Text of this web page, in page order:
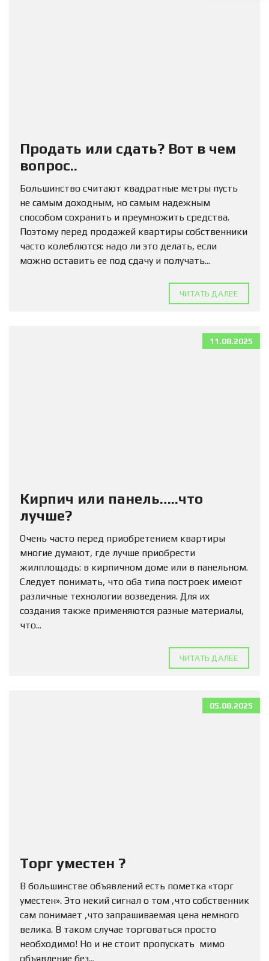
Продать или сдать? Вот в чем
вопрос..
Большинство считают квадратные метры пусть
не самым доходным, но самым надежным
способом сохранить и преумножить средства.
Поэтому перед продажей квартиры собственники
часто колеблются: надо ли это делать, если
можно оставить ее под сдачу и получать...
ЧИТАТЬ ДАЛЕЕ
11.08.2025
Кирпич или панель…..что
лучше?
Очень часто перед приобретением квартиры
многие думают, где лучше приобрести
жилплощадь: в кирпичном доме или в панельном.
Следует понимать, что оба типа построек имеют
различные технологии возведения. Для их
создания также применяются разные материалы,
что...
ЧИТАТЬ ДАЛЕЕ
05.08.2025
Торг уместен ?
В большинстве объявлений есть пометка «торг
уместен». Это некий сигнал о том ,что собственник
сам понимает ,что запрашиваемая цена немного
велика. В таком случае торговаться просто
необходимо! Но и не стоит пропускать мимо
объявление без...